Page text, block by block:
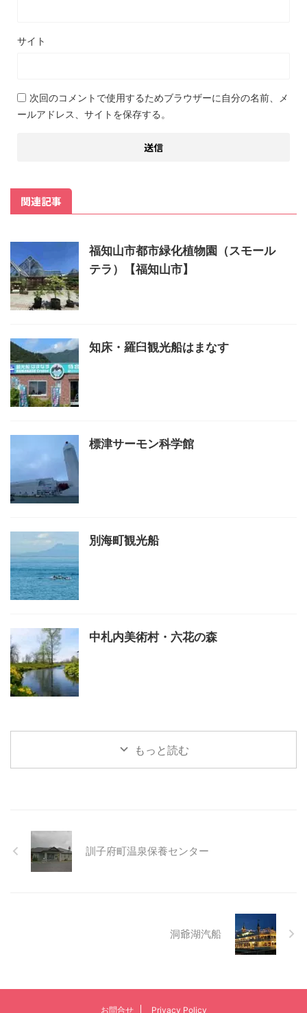
サイト
次回のコメントで使用するためブラウザーに自分の名前、メ
ールアドレス、サイトを保存する。
関連記事
福知山市都市緑化植物園（スモール
テラ）【福知山市】
知床・羅臼観光船はまなす
標津サーモン科学館
別海町観光船
中札内美術村・六花の森
もっと読む
訓子府町温泉保養センター
洞爺湖汽船
お問合せ Privacy Policy